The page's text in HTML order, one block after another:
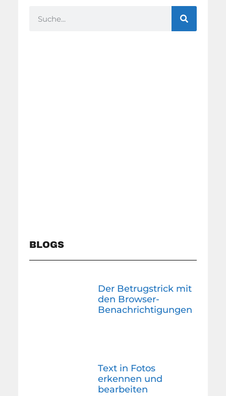
BLOGS
Der Betrugstrick mit
den Browser-
Benachrichtigungen
Text in Fotos
erkennen und
bearbeiten